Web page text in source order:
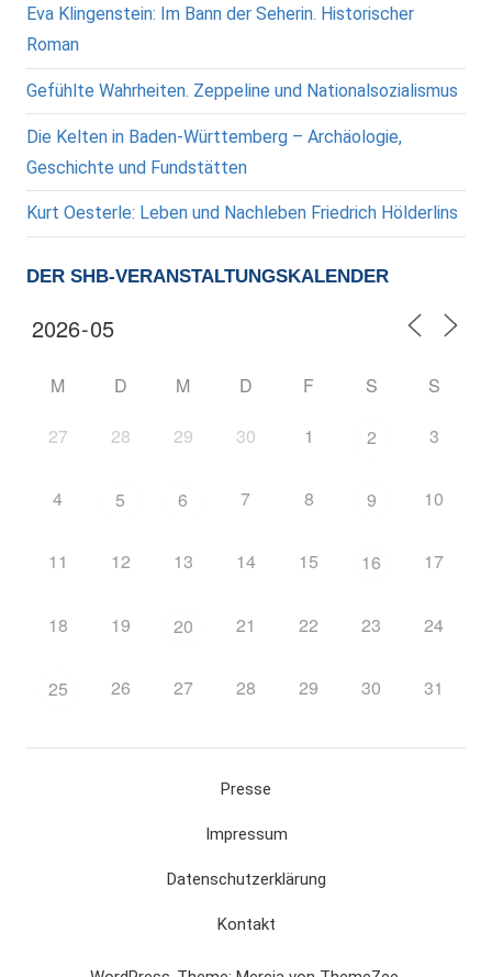
Eva Klingenstein: Im Bann der Seherin. Historischer
Roman
Gefühlte Wahrheiten. Zeppeline und Nationalsozialismus
Die Kelten in Baden-Württemberg – Archäologie,
Geschichte und Fundstätten
Kurt Oesterle: Leben und Nachleben Friedrich Hölderlins
DER SHB-VERANSTALTUNGSKALENDER
M D M D F S S
27 28 29 30 1 2 3
4 5 6 7 8 9 10
11 12 13 14 15 16 17
18 19 20 21 22 23 24
25 26 27 28 29 30 31
Presse
Impressum
Datenschutzerklärung
Kontakt